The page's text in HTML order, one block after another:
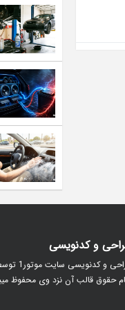
و کدنویسی
طراحی
حقوق قالب آن نزد وی محفوظ